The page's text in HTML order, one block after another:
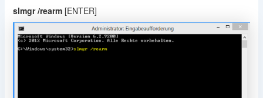
slmgr /rearm[ENTER]